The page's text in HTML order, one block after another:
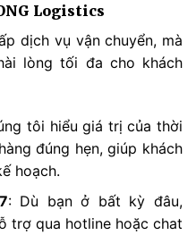
Logistics
dịch vụ vận chuyển, mà
lòng tối đa cho khách
tôi hiểu giá trị của thời
đúng hẹn, giúp khách
hoạch.
: Dù bạn ở bất kỳ đâu,
trợ qua hotline hoặc chat